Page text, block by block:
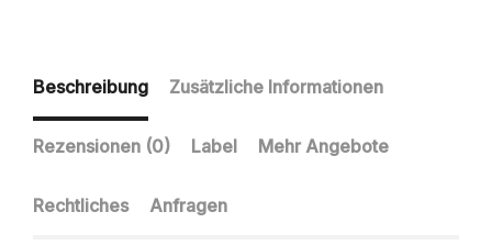
Beschreibung Zusätzliche Informationen
Rezensionen (0) Label Mehr Angebote
Rechtliches Anfragen